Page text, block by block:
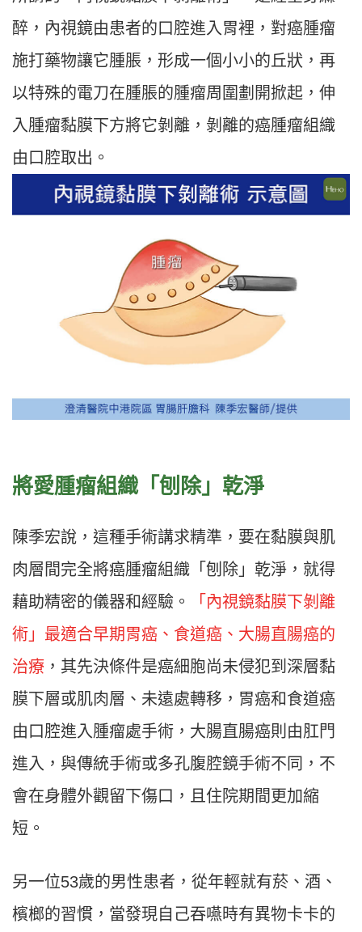
醉，內視鏡由患者的口腔進入胃裡，對癌腫瘤
施打藥物讓它腫脹，形成一個小小的丘狀，再
以特殊的電刀在腫脹的腫瘤周圍劃開掀起，伸
入腫瘤黏膜下方將它剝離，剝離的癌腫瘤組織
由口腔取出。
將愛腫瘤組織「刨除」乾淨
陳季宏說，這種手術講求精準，要在黏膜與肌
肉層間完全將癌腫瘤組織「刨除」乾淨，就得
藉助精密的儀器和經驗。
「內視鏡黏膜下剝離
術」最適合早期胃癌、食道癌、大腸直腸癌的
治療 ，其先決條件是癌細胞尚未侵犯到深層黏
膜下層或肌肉層、未遠處轉移，胃癌和食道癌
由口腔進入腫瘤處手術，大腸直腸癌則由肛門
進入，與傳統手術或多孔腹腔鏡手術不同，不
會在身體外觀留下傷口，且住院期間更加縮
短。
另一位53歲的男性患者，從年輕就有菸、酒、
檳榔的習慣，當發現自己吞嚥時有異物卡卡的